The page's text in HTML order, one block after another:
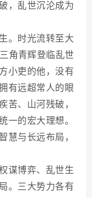
，乱世沉沦成为
。时光流转至大
角青辉登临乱世
小吏的他，没有
有远超常人的眼
苦、山河残破，
一的宏大理想。
慧与长远布局，
谋博弈、乱世生
。三大势力各有